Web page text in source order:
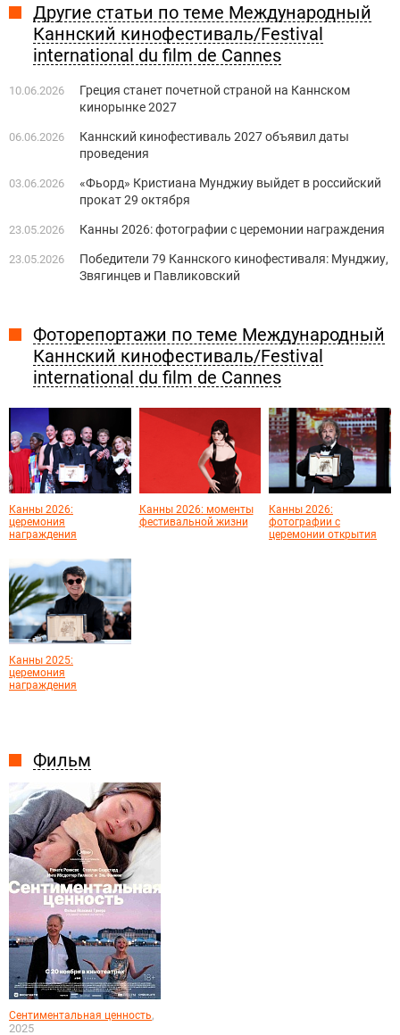
Фильм
Сентиментальная ценность,
2025
Другие статьи по теме Международный
Каннский кинофестиваль/Festival
international du film de Cannes
10.06.2026
Греция станет ​​почетной страной на Каннском
кинорынке 2027
06.06.2026
Каннский кинофестиваль 2027 объявил даты
проведения
03.06.2026
«Фьорд» Кристиана Мунджиу выйдет в российский
прокат 29 октября
23.05.2026 Канны 2026: фотографии с церемонии награждения
23.05.2026
Победители 79 Каннского кинофестиваля: Мунджиу,
Звягинцев и Павликовский
Фоторепортажи по теме Международный
Каннский кинофестиваль/Festival
international du film de Cannes
Канны 2026:
церемония
награждения
Канны 2026: моменты
фестивальной жизни
Канны 2026:
фотографии с
церемонии открытия
Канны 2025:
церемония
награждения